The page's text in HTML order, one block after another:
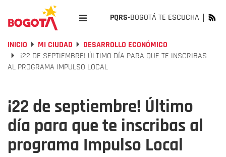
PQRS-BOGOTÁ TE ESCUCHA
INICIO MI CIUDAD
DESARROLLO ECONÓMICO
¡22 DE SEPTIEMBRE! ÚLTIMO DÍA PARA QUE TE INSCRIBAS
AL PROGRAMA IMPULSO LOCAL
¡22 de septiembre! Último
día para que te inscribas al
programa Impulso Local